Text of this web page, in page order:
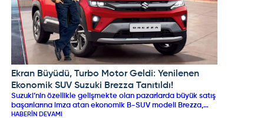
SUZUKI
Ekran Büyüdü, Turbo Motor Geldi: Yenilenen
Ekonomik SUV Suzuki Brezza Tanıtıldı!
Suzuki’nin özellikle gelişmekte olan pazarlarda büyük satış
başarılarına imza atan ekonomik B-SUV modeli Brezza,
kapsamlı makyaj operasyonuyla yenilendi. Yaklaşık 7.700
HABERIN DEVAMI